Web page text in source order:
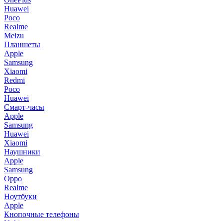
Huawei
Poco
Realme
Meizu
Планшеты
Apple
Samsung
Xiaomi
Redmi
Poco
Huawei
Смарт-часы
Apple
Samsung
Huawei
Xiaomi
Наушники
Apple
Samsung
Oppo
Realme
Ноутбуки
Apple
Кнопочные телефоны